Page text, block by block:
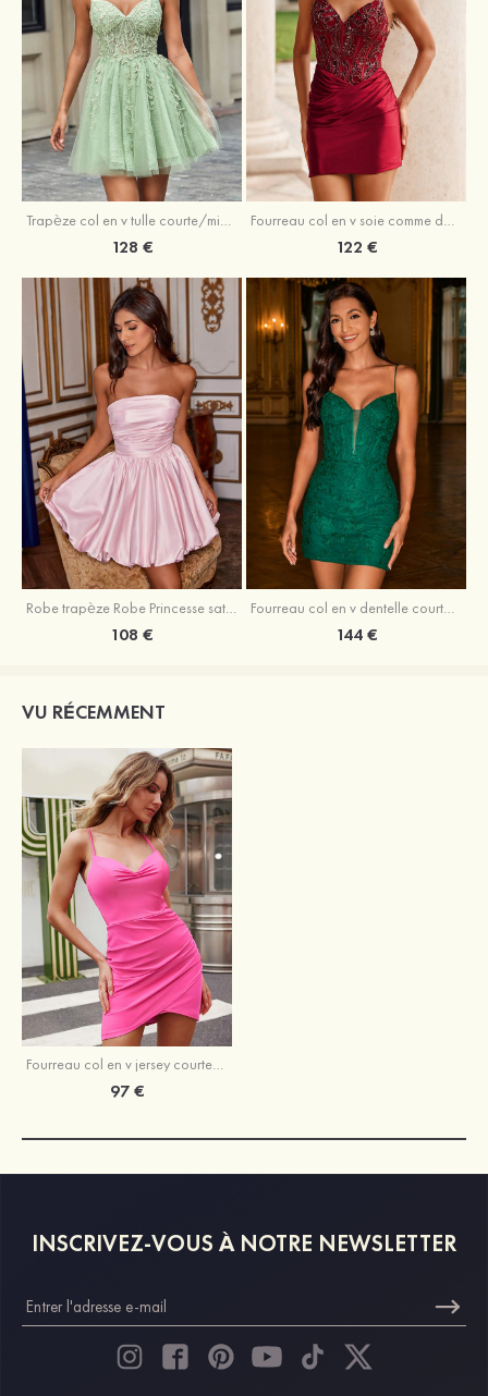
Trapèze col en v tulle courte/mini robe de fête de la rentrée avec perles
128 €
Fourreau col en v soie comme du satin courte/mini robe de fête de la rentrée avec paillettes
122 €
Robe trapèze Robe Princesse satin sans manches courte/mini robe de fête de la rentrée
108 €
Fourreau col en v dentelle courte/mini robe de fête de la rentré avec perles
144 €
VU RÉCEMMENT
Fourreau col en v jersey courte/mini robe de fête de la rentrée avec fendue
97 €
INSCRIVEZ-VOUS À NOTRE NEWSLETTER